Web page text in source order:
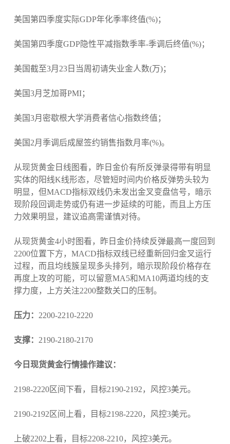
美国第四季度实际GDP年化季率终值(%)；
美国第四季度GDP隐性平减指数季率-季调后终值(%)；
美国截至3月23日当周初请失业金人数(万)；
美国3月芝加哥PMI；
美国3月密歇根大学消费者信心指数终值；
美国2月季调后成屋签约销售指数月率(%)。
从现货黄金日线图看，昨日金价有所反弹录得带有明显
实体的阳线K线形态，尽管短时间内价格反弹势头较为
明显，但MACD指标双线仍未发出金叉变盘信号，暗示
现阶段回调走势或仍有进一步延续的可能，而且上方压
力效果明显，建议追高需谨慎对待。
从现货黄金4小时图看，昨日金价持续反弹最高一度回到
2200位置下方，MACD指标双线已经重新回归金叉运行
过程，而且均线簇呈现多头排列，暗示现阶段价格存在
再度上攻的可能，可以留意MA5和MA10两道均线的支
撑力度，上方关注2200整数关口的压制。
压力： 2200-2210-2220
支撑： 2190-2180-2170
今日现货黄金行情操作建议：
2198-2220区间下看，目标2190-2192，风控3美元。
2190-2192区间上看，目标2198-2220，风控3美元。
上破2202上看，目标2208-2210，风控3美元。